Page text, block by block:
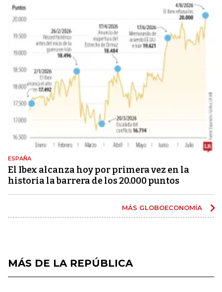
ESPAÑA
El Ibex alcanza hoy por primera vez en la
historia la barrera de los 20.000 puntos
MÁS GLOBOECONOMÍA
MÁS DE LA REPÚBLICA